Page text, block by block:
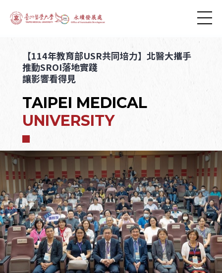
【114年教育部USR共同培力】北醫大攜手
推動SROI落地實踐
讓影響看得見
TAIPEI MEDICAL
UNIVERSITY